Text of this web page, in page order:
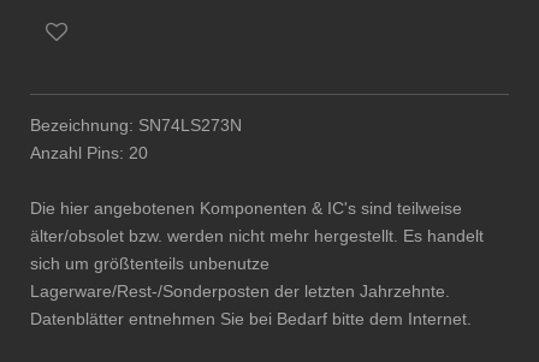
Bezeichnung: SN74LS273N
Anzahl Pins: 20
Die hier angebotenen Komponenten & IC's sind teilweise
älter/obsolet bzw. werden nicht mehr hergestellt. Es handelt
sich um größtenteils unbenutze
Lagerware/Rest-/Sonderposten der letzten Jahrzehnte.
Datenblätter entnehmen Sie bei Bedarf bitte dem Internet.